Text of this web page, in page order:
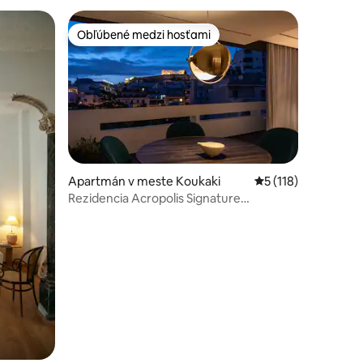
136
Obľúbené medzi hosťami
Obľúbené medzi hosťami
Apartmán v meste Koukaki Priemerné
5 (118)
Rezidencia Acropolis Signature